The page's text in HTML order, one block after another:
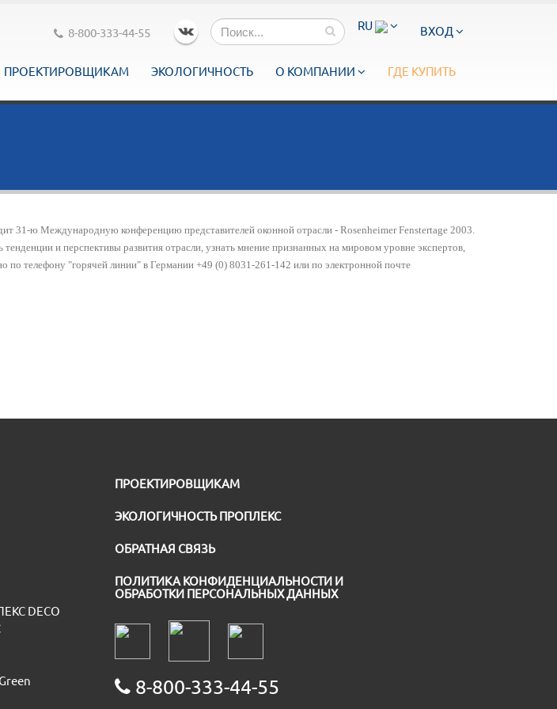
RU ВХОД
8-800-333-44-55
ПРОЕКТИРОВЩИКАМ ЭКОЛОГИЧНОСТЬ О КОМПАНИИ ГДЕ КУПИТЬ
31-ю Международную конференцию представителей оконной отрасли - Rosenheimer Fenstertage 2003.
и перспективы развития отрасли, узнать мнение признанных на мировом уровне экспертов,
по телефону "горячей линии" в Германии +49 (0) 8031-261-142 или по электронной почте
DECO
ПРОЕКТИРОВЩИКАМ
ЭКОЛОГИЧНОСТЬ ПРОПЛЕКС
ОБРАТНАЯ СВЯЗЬ
ПОЛИТИКА КОНФИДЕНЦИАЛЬНОСТИ И
ОБРАБОТКИ ПЕРСОНАЛЬНЫХ ДАННЫХ
8-800-333-44-55